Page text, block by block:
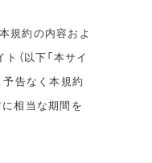
規約の内容およ
（以下「本サイ
予告なく本規約
相当な期間を